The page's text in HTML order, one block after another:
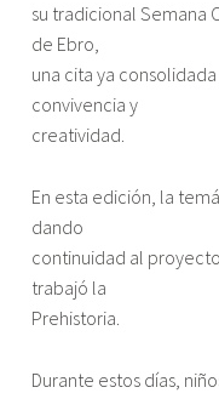
su tradicional Semana
de Ebro,
una cita ya
convivencia y
creatividad.
En esta edición, la
dando
continuidad al
trabajó la
Prehistoria.
Durante estos días,